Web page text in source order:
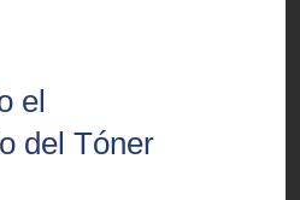
el
del Tóner